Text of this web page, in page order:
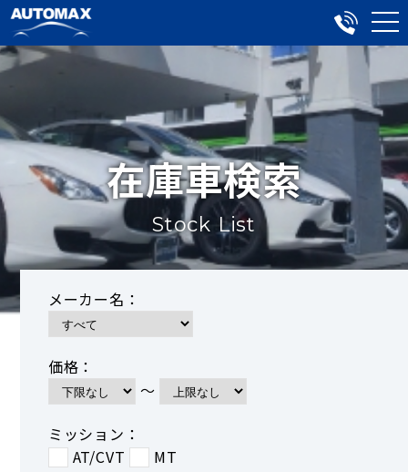
在庫車検索
Stock List
メーカー名：
価格：
～
ミッション：
AT/CVT
MT